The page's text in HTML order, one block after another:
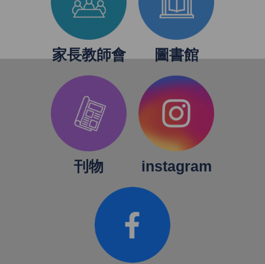
家長教師會 圖書館
刊物 instagram